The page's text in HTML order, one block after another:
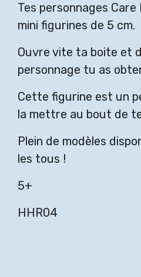
Tes personnages
mini figurines de 5 cm.
Ouvre vite ta boite et
personnage tu as
Cette figurine est un
la mettre au bout de
Plein de modèles
les tous !
5+
HHR04